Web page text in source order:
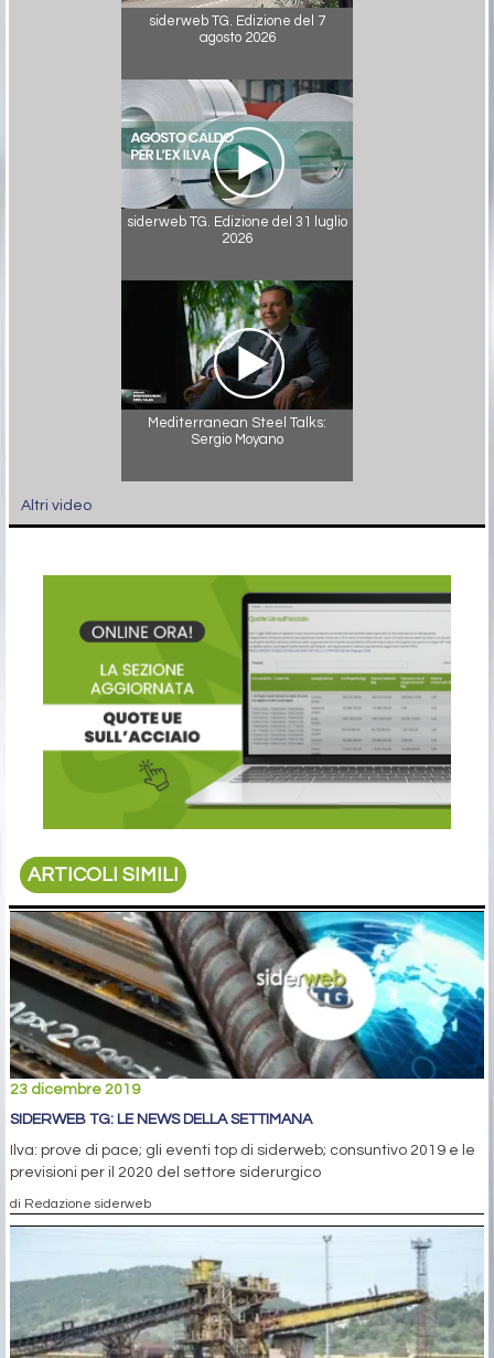
siderweb TG. Edizione del 7
agosto 2026
siderweb TG. Edizione del 31 luglio
2026
Mediterranean Steel Talks:
Sergio Moyano
Altri video
ARTICOLI SIMILI
23 dicembre 2019
SIDERWEB TG: LE NEWS DELLA SETTIMANA
Ilva: prove di pace; gli eventi top di siderweb; consuntivo 2019 e le
previsioni per il 2020 del settore siderurgico
di Redazione siderweb